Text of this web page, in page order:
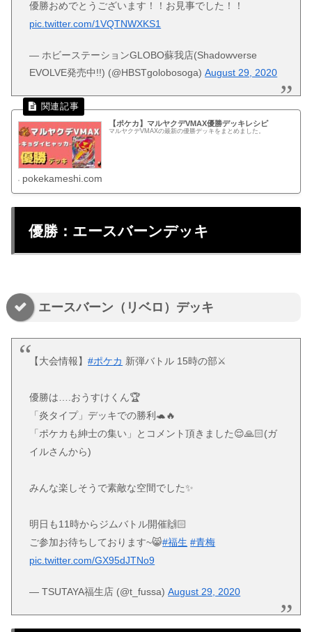
優勝おめでとうございます！！お見事でした！！
pic.twitter.com/1VQTNWXKS1
— ホビーステーションGLOBO蘇我店(Shadowverse
EVOLVE発売中!!) (@HBSTgolobosoga)August 29, 2020
【ポケカ】マルヤクデVMAX優勝デッキレシピ
マルヤクデVMAXの最新の優勝デッキをまとめました。
pokekameshi.com
優勝：エースバーンデッキ
エースバーン（リベロ）デッキ
【大会情報】#ポケカ 新弾バトル 15時の部⚔
優勝は….おうすけくん🏆
「炎タイプ」デッキでの勝利🐢🔥
「ポケカも紳士の集い」とコメント頂きました😌🙏🏻(ガ
イルさんから)
みんな楽しそうで素敵な空間でした✨
明日も11時からジムバトル開催🙌🏻
ご参加お待ちしております~😸#福生 #青梅
pic.twitter.com/GX95dJTNo9
— TSUTAYA福生店 (@t_fussa)August 29, 2020